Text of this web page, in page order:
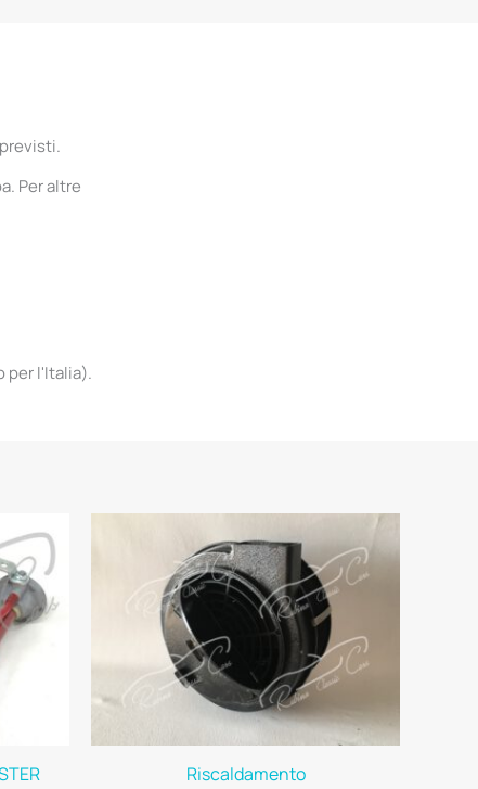
Per altre
per l'Italia).
Riscaldamento